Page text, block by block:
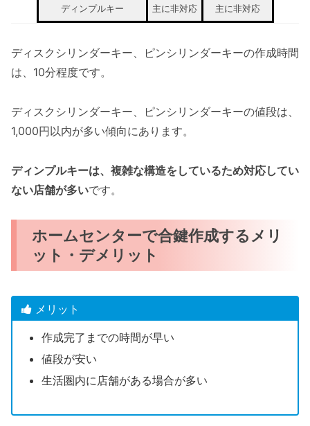
ディンプルキー 主に非対応 主に非対応
ディスクシリンダーキー、ピンシリンダーキーの作成時間
は、10分程度です。
ディスクシリンダーキー、ピンシリンダーキーの値段は、
1,000円以内が多い傾向にあります。
ディンプルキーは、複雑な構造をしているため対応してい
ない店舗が多いです。
ホームセンターで合鍵作成するメリ
ット・デメリット
メリット
作成完了までの時間が早い
値段が安い
生活圏内に店舗がある場合が多い